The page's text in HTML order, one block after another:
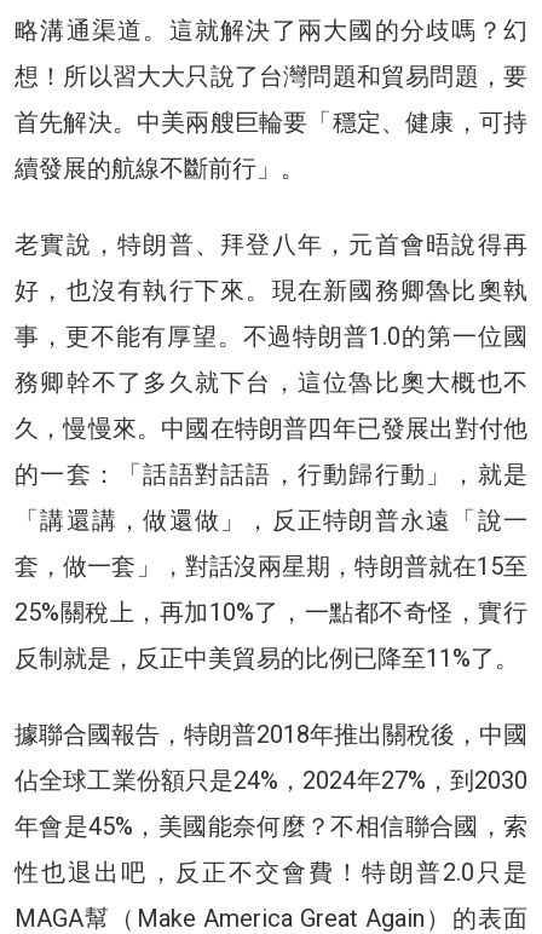
略溝通渠道。這就解決了兩大國的分歧嗎？幻
想！所以習大大只說了台灣問題和貿易問題，要
首先解決。中美兩艘巨輪要「穩定、健康，可持
續發展的航線不斷前行」。
老實說，特朗普、拜登八年，元首會晤說得再
好，也沒有執行下來。現在新國務卿魯比奧執
事，更不能有厚望。不過特朗普1.0的第一位國
務卿幹不了多久就下台，這位魯比奧大概也不
久，慢慢來。中國在特朗普四年已發展出對付他
的一套：「話語對話語，行動歸行動」，就是
「講還講，做還做」，反正特朗普永遠「說一
套，做一套」，對話沒兩星期，特朗普就在15至
25%關稅上，再加10%了，一點都不奇怪，實行
反制就是，反正中美貿易的比例已降至11%了。
據聯合國報告，特朗普2018年推出關稅後，中國
佔全球工業份額只是24%，2024年27%，到2030
年會是45%，美國能奈何麼？不相信聯合國，索
性也退出吧，反正不交會費！特朗普2.0只是
MAGA幫（Make America Great Again）的表面